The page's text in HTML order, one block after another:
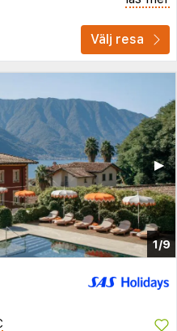
Välj resa
1/9
▶︎